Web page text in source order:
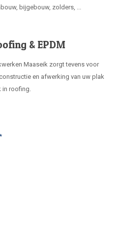
bijgebouw, zolders, ...
& EPDM
Maaseik zorgt tevens voor
en afwerking van uw plak
in roofing.